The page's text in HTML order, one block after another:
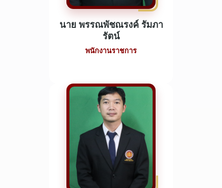
นาย พรรณพัชณรงค์ รัมภา
รัตน์
พนักงานราชการ